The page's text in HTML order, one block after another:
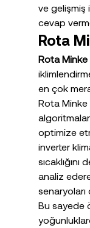
ve gelişmiş
cevap
Rota
Rota Minke
en çok
Rota
optimize
inverter
sıcaklığını
analiz
senaryoları
Bu sayede